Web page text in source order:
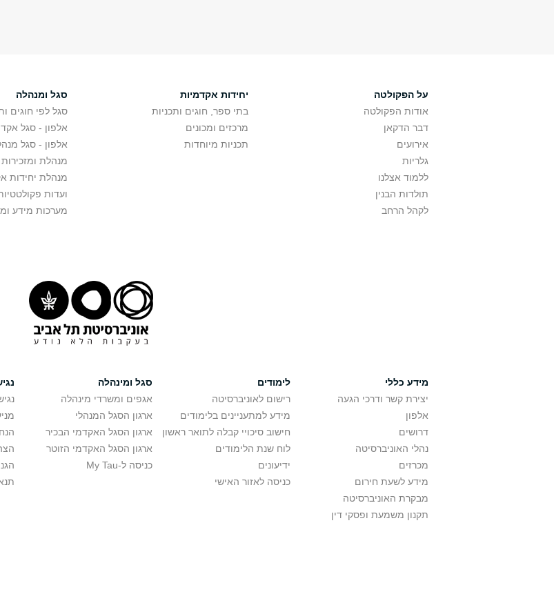
על הפקולטה
אודות הפקולטה
דבר הדקאן
אירועים
גלריות
ללמוד אצלנו
תולדות הבנין
לקהל הרחב
יחידות אקדמיות
בתי ספר, חוגים ותכניות
מרכזים ומכונים
תכניות מיוחדות
סגל ומנהלה
סגל לפי חוגים
אלפון - סגל
אלפון - סגל
מנהלת
מנהלת יחידות
ועדות
מערכות מידע
מידע כללי
יצירת קשר ודרכי הגעה
אלפון
דרושים
נהלי האוניברסיטה
מכרזים
מידע לשעת חירום
מבקרת האוניברסיטה
תקנון משמעת ופסקי דין
לימודים
רישום לאוניברסיטה
מידע למתעניינים בלימודים
חישוב סיכויי קבלה לתואר ראשון
לוח שנת הלימודים
ידיעונים
כניסה לאזור האישי
סגל ומינהלה
אגפים ומשרדי מינהלה
ארגון הסגל המנהלי
ארגון הסגל האקדמי הבכיר
ארגון הסגל האקדמי הזוטר
כניסה ל-My Tau